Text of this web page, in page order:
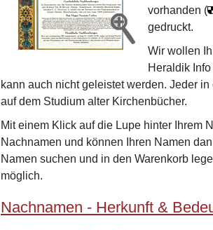
vorhanden (
gedruckt.
Wir wollen
Heraldik
kann auch nicht geleistet werden. Jeder
auf dem Studium alter Kirchenbücher.
Mit einem Klick auf die Lupe hinter Ihrem
Nachnamen und können Ihren Namen
Namen suchen und in den Warenkorb
möglich.
Nachnamen - Herkunft &